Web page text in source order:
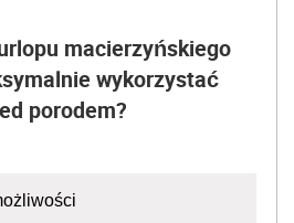
macierzyńskiego
wykorzystać
porodem?